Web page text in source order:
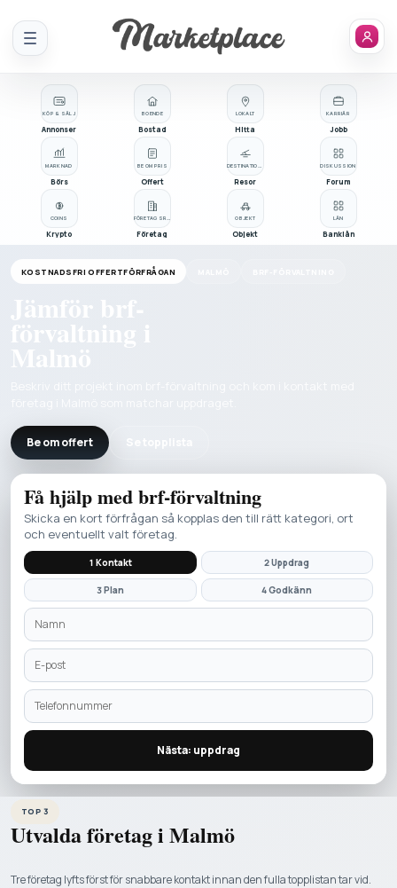
Meny
KÖP & SÄLJ
Annonser
BOENDE
Bostad
OBJEKT
Objekt
BE OM PRIS
Offert
Företag
LÅN
Banklån
MARKNAD
Börs
LOKALT
Hitta
KARRIÄR
Jobb
Resor
COINS
Krypto
DISKUSSION
Forum
KOSTNADSFRI OFFERTFÖRFRÅGAN
Jämför brf-
Be om offert
Få hjälp medbrf-förvaltning
Skicka en kort förfrågan så kopplas den till rätt kategori, ort
och eventuellt valt företag.
1 Kontakt 2 Uppdrag
3 Plan 4 Godkänn
Nästa: uppdrag
TOP 3
Utvalda företag i Malmö
Tre företag lyfts först för snabbare kontakt innan den fulla topplistan tar vid.